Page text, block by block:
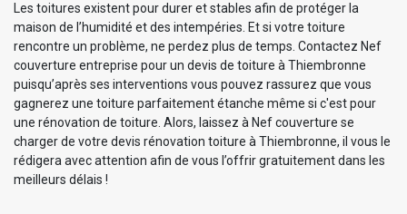
Les toitures existent pour durer et stables afin de protéger la
maison de l’humidité et des intempéries. Et si votre toiture
rencontre un problème, ne perdez plus de temps. Contactez Nef
couverture entreprise pour un devis de toiture à Thiembronne
puisqu’après ses interventions vous pouvez rassurez que vous
gagnerez une toiture parfaitement étanche même si c'est pour
une rénovation de toiture. Alors, laissez à Nef couverture se
charger de votre devis rénovation toiture à Thiembronne, il vous le
rédigera avec attention afin de vous l’offrir gratuitement dans les
meilleurs délais !